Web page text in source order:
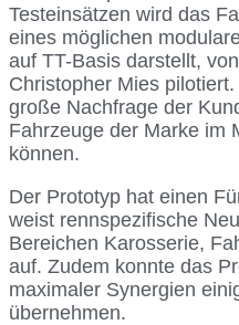
Testeinsätzen wird das
eines möglichen
auf TT-Basis darstellt,
Christopher Mies
große Nachfrage der
Fahrzeuge der Marke im
können.
Der Prototyp hat einen
weist rennspezifische
Bereichen Karosserie,
auf. Zudem konnte das
maximaler Synergien
übernehmen.